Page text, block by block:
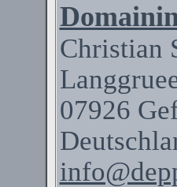
Christian
07926